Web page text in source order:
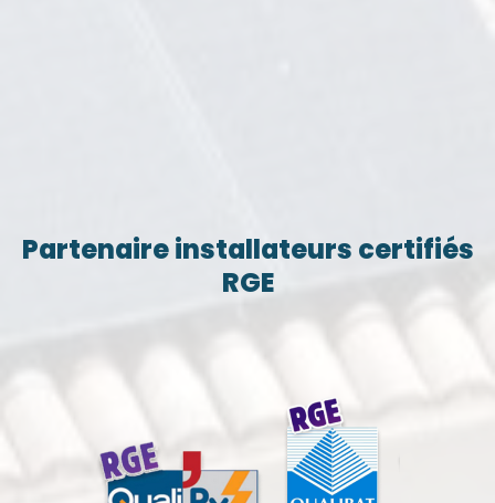
Partenaire installateurs certifiés
RGE